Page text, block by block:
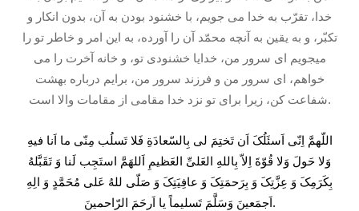
خدا، تقرّب به خدا می جويم، با خشنود بودن به آن، بدون انكار و
تكبّر، و به يقين به آنچه محمّد آن را آورده، به اين امر و خاطر تو را
میجويم اى سرور من، خدايا خشنودى تو، و خانه آخرت را می
خواهم، اى سرور من و فرزند سرور من، برايم درباره بهشت
شفاعت كن، زيرا براى تو نزد خدا مقامى از مقامات والا است.
اللّهمَّ اِنّی اَسئَلُکَ اَن تَختِمَ لی بِالسّعادَةِ فَلا تَسلُب مِنّی ما اَنا فیهِ
وَلا حَولَ وَلا قُوّةَ اِلاّ بِاللهِ العَلیِّ العَظیمِ اَللهَمَّ استَجِب لَنا وَ تَقَبَّلهُ
بِکَرَمِکَ وَ عِزَّتِکَ وَ بِرَحمَتِکَ وَ عافِیَتِکَ وَ صَلّی للهُ عَلی مُحَمَّدٍ وَ الِهِ
اَجمَعینَ وَسَلَّمَ تَسلیماً یا اَرحَمَ الرّاحمینَ.